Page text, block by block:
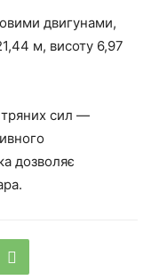
двигунами,
м, висоту 6,97
сил —
дозволяє